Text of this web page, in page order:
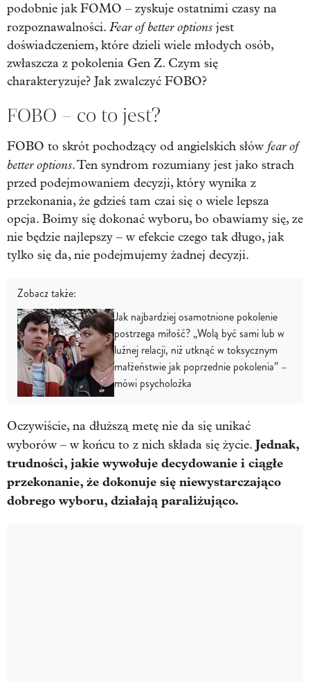
podobnie jak FOMO – zyskuje ostatnimi czasy na
rozpoznawalności. Fear of better options jest
doświadczeniem, które dzieli wiele młodych osób,
zwłaszcza z pokolenia Gen Z. Czym się
charakteryzuje? Jak zwalczyć FOBO?
FOBO – co to jest?
FOBO to skrót pochodzący od angielskich słów fear of
better options. Ten syndrom rozumiany jest jako strach
przed podejmowaniem decyzji, który wynika z
przekonania, że gdzieś tam czai się o wiele lepsza
opcja. Boimy się dokonać wyboru, bo obawiamy się, ze
nie będzie najlepszy – w efekcie czego tak długo, jak
tylko się da, nie podejmujemy żadnej decyzji.
Zobacz także:
Jak najbardziej osamotnione pokolenie
postrzega miłość? „Wolą być sami lub w
luźnej relacji, niż utknąć w toksycznym
małżeństwie jak poprzednie pokolenia” –
mówi psycholożka
Oczywiście, na dłuższą metę nie da się unikać
wyborów – w końcu to z nich składa się życie. Jednak,
trudności, jakie wywołuje decydowanie i ciągłe
przekonanie, że dokonuje się niewystarczająco
dobrego wyboru, działają paraliżująco.